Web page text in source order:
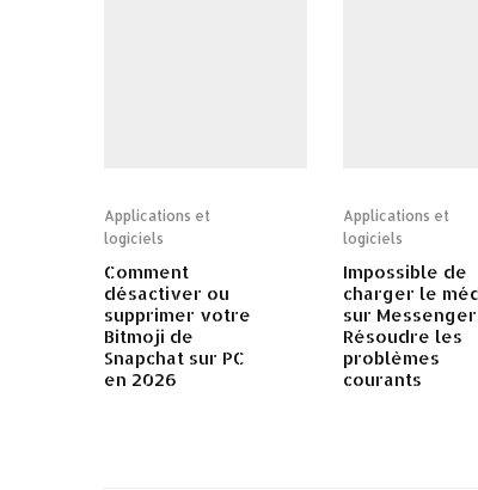
Applications et
logiciels
Comment
désactiver ou
supprimer votre
Bitmoji de
Snapchat sur PC
en 2026
Applications et
logiciels
Impossible de
charger le
sur Messenger
Résoudre les
problèmes
courants